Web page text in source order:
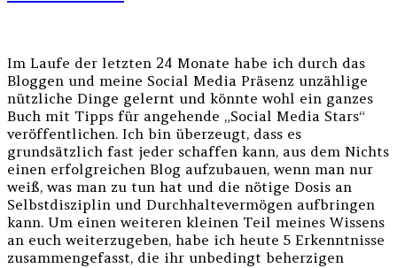
Im Laufe der letzten 24 Monate habe ich durch das
Bloggen und meine Social Media Präsenz unzählige
nützliche Dinge gelernt und könnte wohl ein ganzes
Buch mit Tipps für angehende „Social Media Stars“
veröffentlichen. Ich bin überzeugt, dass es
grundsätzlich fast jeder schaffen kann, aus dem Nichts
einen erfolgreichen Blog aufzubauen, wenn man nur
weiß, was man zu tun hat und die nötige Dosis an
Selbstdisziplin und Durchhaltevermögen aufbringen
kann. Um einen weiteren kleinen Teil meines Wissens
an euch weiterzugeben, habe ich heute 5 Erkenntnisse
zusammengefasst, die ihr unbedingt beherzigen